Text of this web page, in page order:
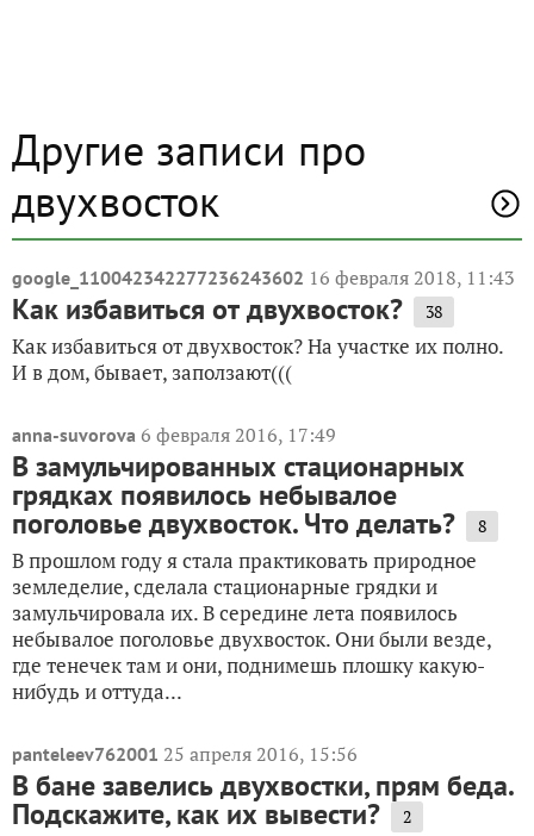
Другие записи про
двухвосток
google_110042342277236243602 16 февраля 2018, 11:43
Как избавиться от двухвосток? 38
Как избавиться от двухвосток? На участке их полно.
И в дом, бывает, заползают(((
anna-suvorova 6 февраля 2016, 17:49
В замульчированных стационарных
грядках появилось небывалое
поголовье двухвосток. Что делать? 8
В прошлом году я стала практиковать природное
земледелие, сделала стационарные грядки и
замульчировала их. В середине лета появилось
небывалое поголовье двухвосток. Они были везде,
где тенечек там и они, поднимешь плошку какую-
нибудь и оттуда...
panteleev762001 25 апреля 2016, 15:56
В бане завелись двухвостки, прям беда.
Подскажите, как их вывести? 2